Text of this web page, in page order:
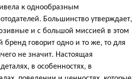
к однообразным
Большинство утверждает,
и с большой миссией в этом
говорит одно и то же, то для
не значит. Настоящая
в особенностях, в